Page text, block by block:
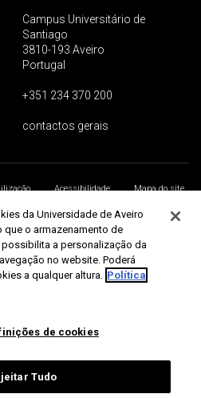
Campus Universitário de
Santiago
3810-193 Aveiro
Portugal
+351 234 370 200
contactos gerais
Acessibilidade
Mapa do site
da Universidade de Aveiro
que o armazenamento de
a personalização da
no website. Poderá
a qualquer altura. Política
de cookies
Tudo